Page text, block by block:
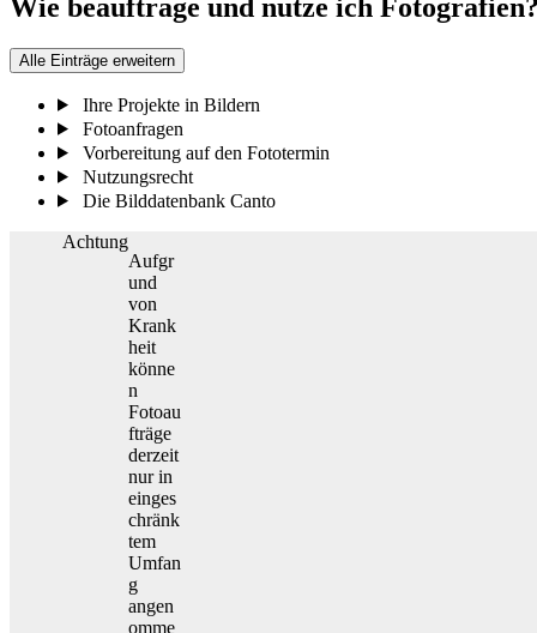
Wie beauftrage und nutze ich
Alle Einträge erweitern
Ihre Projekte in Bildern
Fotoanfragen
Vorbereitung auf den Fototermin
Nutzungsrecht
Die Bilddatenbank Canto
Achtung
Aufgr
und
von
Krank
heit
könne
n
Fotoau
fträge
derzeit
nur in
einges
chränk
tem
Umfan
g
angen
omme